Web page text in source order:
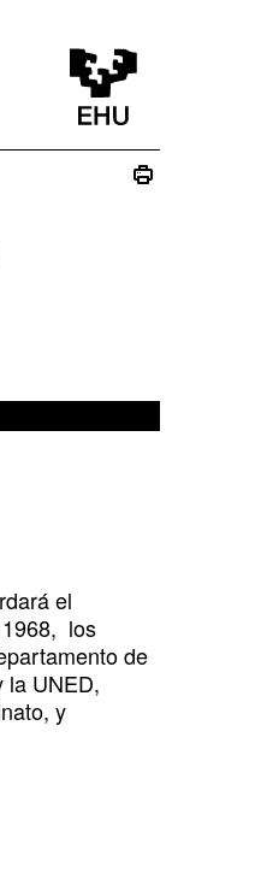
el
1968, los
de
la UNED,
y